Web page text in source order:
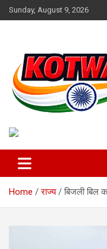
Skip
to
Sunday, August 9, 2026
kotwar.in
Home राज्य बिजली बिल